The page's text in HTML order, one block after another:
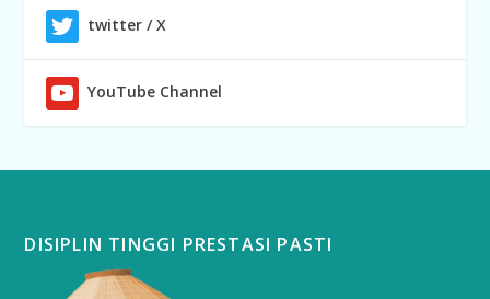
twitter / X
YouTube Channel
DISIPLIN TINGGI PRESTASI PASTI